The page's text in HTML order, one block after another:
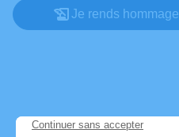
Je rends hommage